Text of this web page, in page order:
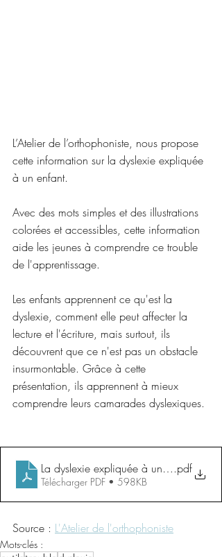
L’Atelier de l’orthophoniste, nous propose
cette information sur la dyslexie expliquée
à un enfant.
Avec des mots simples et des illustrations
colorées et accessibles, cette information
aide les jeunes à comprendre ce trouble
de l'apprentissage.
Les enfants apprennent ce qu'est la
dyslexie, comment elle peut affecter la
lecture et l'écriture, mais surtout, ils
découvrent que ce n'est pas un obstacle
insurmontable. Grâce à cette
présentation, ils apprennent à mieux
comprendre leurs camarades dyslexiques.
La dyslexie expliquée à un enfant
.pdf
Télécharger PDF • 598KB
Source : L'Atelier de l'orthophoniste
Mots-clés :